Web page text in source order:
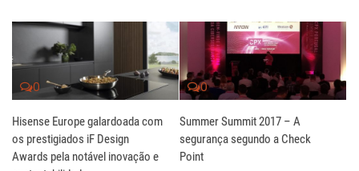
0
Hisense Europe galardoada com
os prestigiados iF Design
Awards pela notável inovação e
0
Summer Summit 2017 – A
segurança segundo a Check
Point